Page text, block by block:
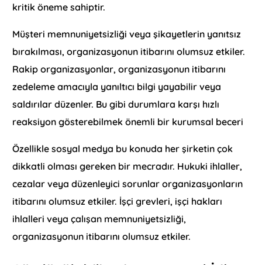
kritik öneme sahiptir.
Müşteri memnuniyetsizliği veya şikayetlerin yanıtsız
bırakılması, organizasyonun itibarını olumsuz etkiler.
Rakip organizasyonlar, organizasyonun itibarını
zedeleme amacıyla yanıltıcı bilgi yayabilir veya
saldırılar düzenler. Bu gibi durumlara karşı hızlı
reaksiyon gösterebilmek önemli bir kurumsal beceri
Özellikle sosyal medya bu konuda her şirketin çok
dikkatli olması gereken bir mecradır. Hukuki ihlaller,
cezalar veya düzenleyici sorunlar organizasyonların
itibarını olumsuz etkiler. İşçi grevleri, işçi hakları
ihlalleri veya çalışan memnuniyetsizliği,
organizasyonun itibarını olumsuz etkiler.